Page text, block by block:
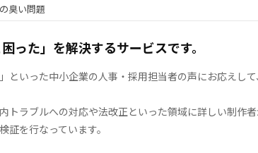
臭い問題
った」を解決するサービスです。
といった中小企業の人事・採用担当者の声にお応えし
トラブルへの対応や法改正といった領域に詳しい制作
証を行なっています。